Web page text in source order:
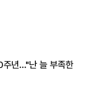
주년…"난 늘 부족한